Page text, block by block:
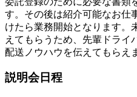
す。その後は紹介可能なお仕
けたら業務開始となります。
えてもらうため、先輩ドライ
配送ノウハウを伝えてもらえ
説明会日程